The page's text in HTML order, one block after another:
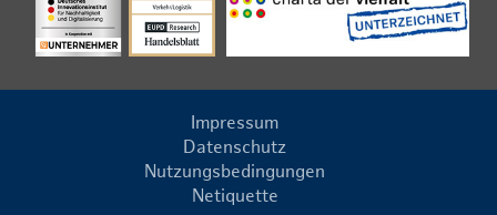
Impressum
Datenschutz
Nutzungsbedingungen
Netiquette